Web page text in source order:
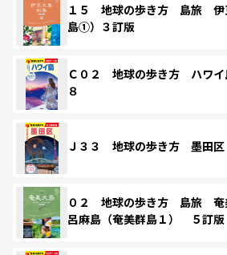
１５ 地球の歩き方 島旅 伊
島①）３訂版
Ｃ０２ 地球の歩き方 ハワイ
８
Ｊ３３ 地球の歩き方 墨田区
０２ 地球の歩き方 島旅
呂麻島（奄美群島１） ５訂版